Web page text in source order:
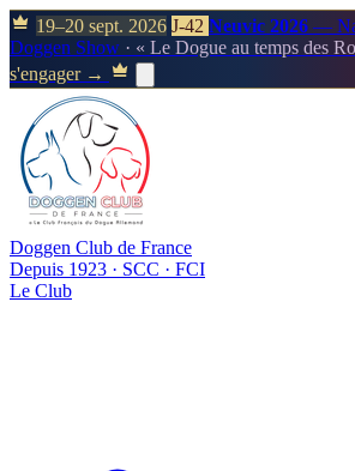
19–20 sept. 2026 J-42 Neuvic 2026 —
Doggen Show · « Le Dogue au temps des
s'engager →
Doggen Club de France
Depuis 1923 · SCC · FCI
Le Club